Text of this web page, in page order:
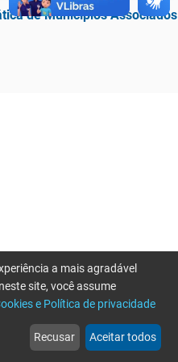
de Municípios Associados
web
Notícias
more_horiz
Mais
a mais agradável
site, você assume
e Política de privacidade
Recusar Aceitar todos
tente novamente